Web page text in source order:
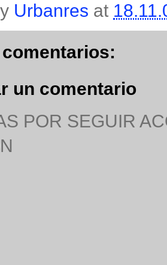
Urbanres at
un comentario
POR SEGUIR